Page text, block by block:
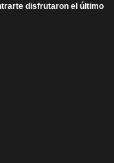
disfrutaron el último